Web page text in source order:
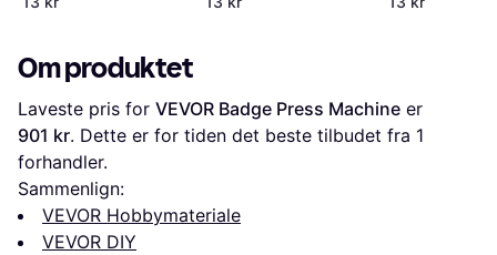
Om produktet
Laveste pris for VEVOR Badge Press Machine
901 kr. Dette er for tiden det beste tilbudet fra 1
forhandler.
Sammenlign:
VEVOR Hobbymateriale
VEVOR DIY